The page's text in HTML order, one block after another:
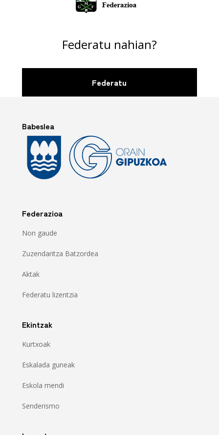
Federatu nahian?
Federatu
Babeslea
Federazioa
Non gaude
Zuzendaritza Batzordea
Aktak
Federatu lizentzia
Ekintzak
Kurtxoak
Eskalada guneak
Eskola mendi
Senderismo